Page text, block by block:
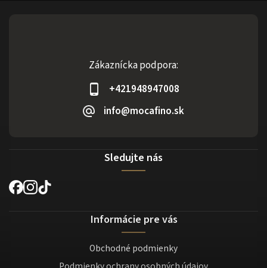
Zákaznícka podpora:
+421948947008
info@mocafino.sk
Sledujte nás
Informácie pre vás
Obchodné podmienky